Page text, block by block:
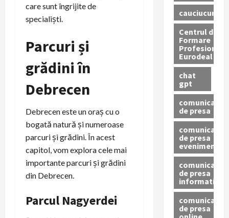
care sunt îngrijite de
specialiști.
Parcuri și
grădini în
Debrecen
Debrecen este un oraș cu o
bogată natură și numeroase
parcuri și grădini. În acest
capitol, vom explora cele mai
importante parcuri și grădini
din Debrecen.
Parcul Nagyerdei
cauciucuri
Centrul de
Formare
Profesionala
Eurodeal
chat
gpt
comunicat
de presa
comunicat
de presa
eveniment
comunicat
de presa
informativ
comunicat
de presa